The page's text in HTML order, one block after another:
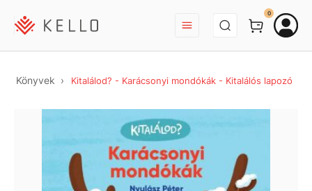
BEJELENTKEZÉS
0
Könyvek Kitalálod? - Karácsonyi mondókák - Kitalálós lapozó